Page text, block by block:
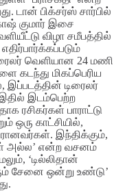
டான் பிக்சர்ஸ் சார்பில்
குமார் இசை
விழா சமீபத்தில்
வெளியான 24 மணி
கடந்து மிகப்பெரிய
இப்படத்தின் டிரைலர்
இதில் இடம்பெற்ற
ரசிகர்கள் பாராட்டு
ஒரு காட்சியில்,
இந்திக்கும்,
அல்ல’ என்ற வசனம்
‘டில்லிதான்
சேனை ஒன்று உண்டு’